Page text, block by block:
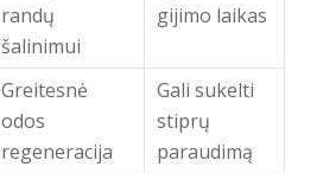
randų
šalinimui
gijimo laikas
Greitesnė
odos
regeneracija
Gali sukelti
stiprų
paraudimą